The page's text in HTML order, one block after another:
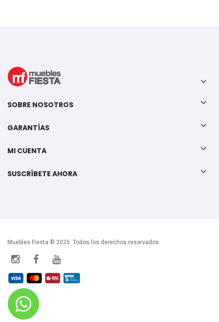
SOBRE NOSOTROS
GARANTÍAS
MI CUENTA
SUSCRÍBETE AHORA
Muebles Fiesta © 2025. Todos los derechos reservados.